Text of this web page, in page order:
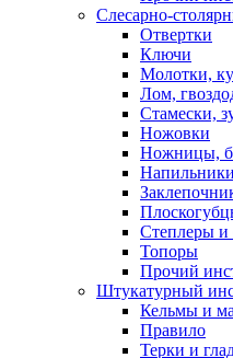
Слесарно-
Отвертки
Ключи
Молотки,
Лом,
Стамески,
Ножовки
Ножницы,
Напильники
Степлеры и
Топоры
Прочий
Штукатурный
Кельмы и
Правило
Терки и